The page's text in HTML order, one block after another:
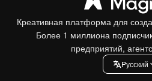
Креативная платформа для
Более 1 миллиона
предприятий,
Pусский